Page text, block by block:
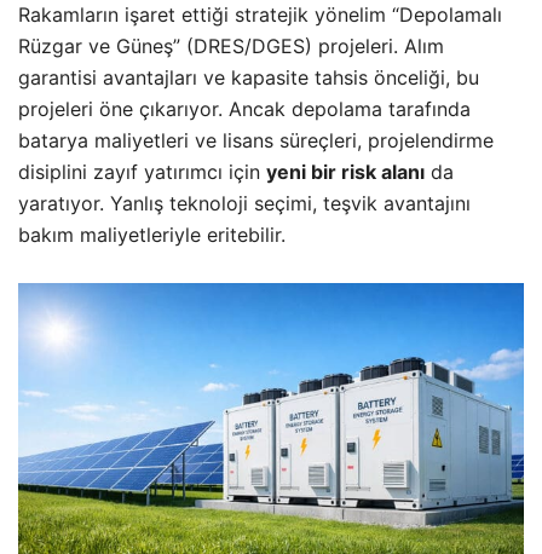
Rakamların işaret ettiği stratejik yönelim “Depolamalı
Rüzgar ve Güneş” (DRES/DGES) projeleri. Alım
garantisi avantajları ve kapasite tahsis önceliği, bu
projeleri öne çıkarıyor. Ancak depolama tarafında
batarya maliyetleri ve lisans süreçleri, projelendirme
disiplini zayıf yatırımcı için yeni bir risk alanı da
yaratıyor. Yanlış teknoloji seçimi, teşvik avantajını
bakım maliyetleriyle eritebilir.